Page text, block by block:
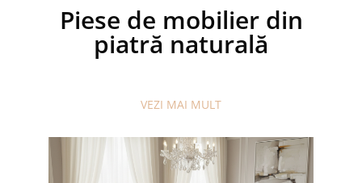
Piese de mobilier din
piatră naturală
VEZI MAI MULT